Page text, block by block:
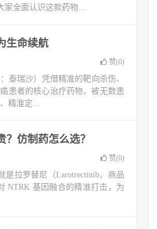
家全面认识这款药物...
生命续航
赞(0)
泰瑞沙）凭借精准的靶向杀伤、
患者的核心治疗药物，被无数患
精准定...
仿制药怎么选？
赞(0)
拉罗替尼（Larotrectinib，商品
NTRK 基因融合的精准打击，为